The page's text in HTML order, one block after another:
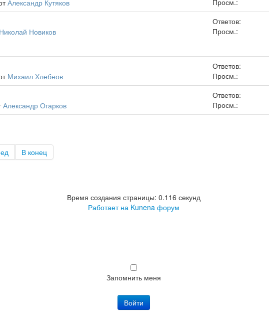
Александр Кутяков Просм.:
Николай Новиков
Ответов:
Просм.:
Михаил Хлебнов
Ответов:
Просм.:
Александр Огарков
Ответов:
Просм.:
В конец
Время создания страницы: 0.116 секунд
Работает на Kunena форум
Запомнить меня
Войти